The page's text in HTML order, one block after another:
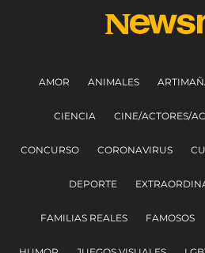
AMOR ANIMALES
CIENCIA CINE/ACTORES/
CONCURSO CORONAVIRUS
DEPORTE
FAMILIAS REALES FAMOSOS